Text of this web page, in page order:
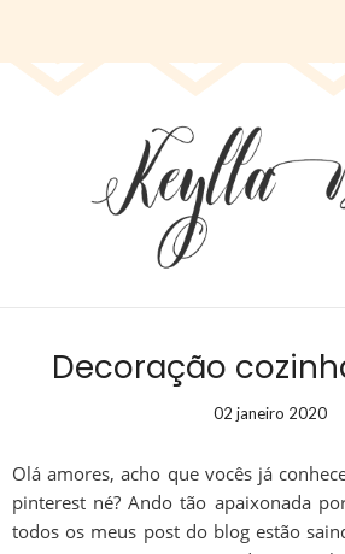
Decoração
02 janeiro 2020
Olá amores, acho que vocês já
pinterest né? Ando tão apaixonada
todos os meus post do blog estão